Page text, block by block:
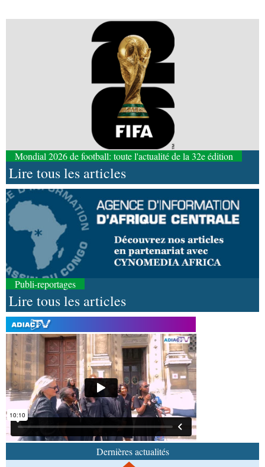
Mondial 2026 de football: toute l'actualité de la 32e édition
Lire tous les articles
Publi-reportages
Lire tous les articles
Dernières actualités
07-08-2026 11:03
SportFootball, le week-end des Diables rouges et
des Congolais de la diaspora en Coupes d'Europe
(matches aller du 3e tour)
07-08-2026 10:18
Afrique-MondeAfrique de l'Ouest : les mafias du
numérique inventent une nouvelle traite humaine
07-08-2026 10:10
Nzango: Sylvie Malonga élue présidente du
bureau exécutif d’Afis sport Pointe-Noire